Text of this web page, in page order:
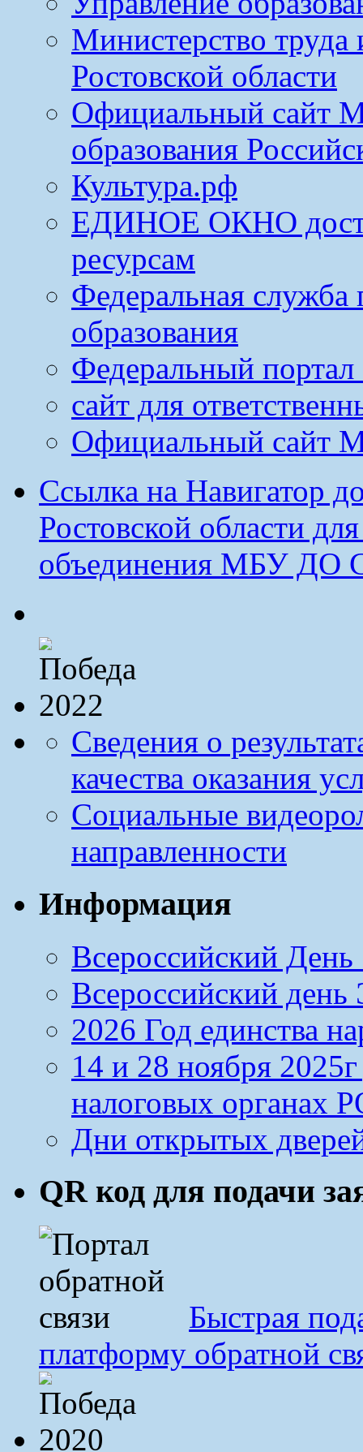
Министерство труда
Ростовской области
Официальный сайт
образования
Культура.рф
ЕДИНОЕ ОКНО
ресурсам
Федеральная служба
образования
Федеральный портал
сайт для
Официальный сайт
Ссылка на Навигатор
Ростовской области
объединения МБУ ДО
Сведения о
качества оказания
Социальные
направленности
Информация
Всероссийский День
Всероссийский день
2026 Год единства
14 и 28 ноября
налоговых органах
Дни открытых
QR код для подачи
Быстрая
платформу обратной